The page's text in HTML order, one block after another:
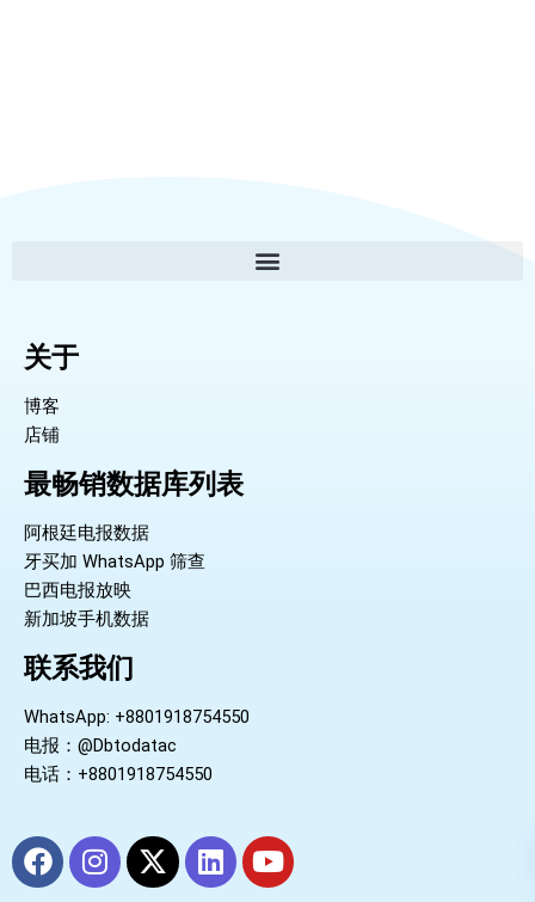
关于
博客
店铺
最畅销数据库列表
阿根廷电报数据
牙买加 WhatsApp 筛查
巴西电报放映
新加坡手机数据
联系我们
WhatsApp: +8801918754550
电报：@Dbtodatac
电话：+8801918754550
F
a
I
n
X
-
L
i
Y
o